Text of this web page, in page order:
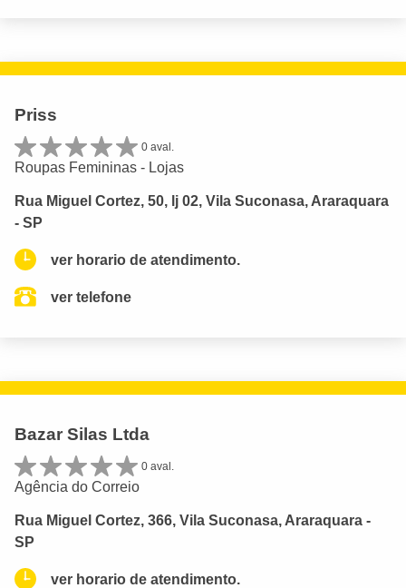
Priss
0 aval.
Roupas Femininas - Lojas
Rua Miguel Cortez, 50, lj 02, Vila Suconasa, Araraquara
- SP
ver horario de atendimento.
ver telefone
Bazar Silas Ltda
0 aval.
Agência do Correio
Rua Miguel Cortez, 366, Vila Suconasa, Araraquara -
SP
ver horario de atendimento.